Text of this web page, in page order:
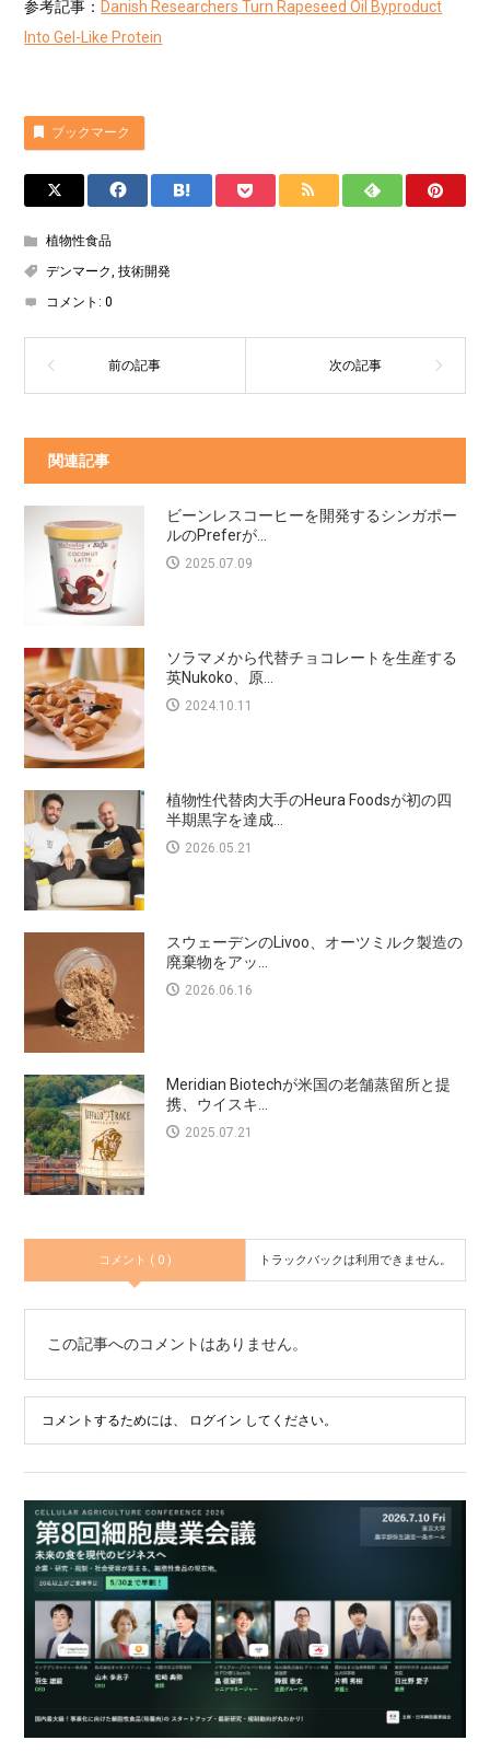
参考記事： Danish Researchers Turn Rapeseed Oil Byproduct
Into Gel-Like Protein
ブックマーク
植物性食品
デンマーク,技術開発
コメント:0
関連記事
ビーンレスコーヒーを開発するシンガポー
ルのPreferが...
2025.07.09
ソラマメから代替チョコレートを生産する
英Nukoko、原...
2024.10.11
植物性代替肉大手のHeura Foodsが初の四
半期黒字を達成...
2026.05.21
スウェーデンのLivoo、オーツミルク製造の
廃棄物をアッ...
2026.06.16
Meridian Biotechが米国の老舗蒸留所と提
携、ウイスキ...
2025.07.21
コメント ( 0 ) トラックバックは利用できません。
この記事へのコメントはありません。
コメントするためには、 ログイン してください。